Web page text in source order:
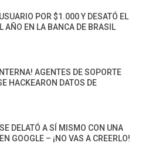
POR $1.000 Y DESATÓ EL
AÑO EN LA BANCA DE BRASIL
AGENTES DE SOPORTE
HACKEARON DATOS DE
DELATÓ A SÍ MISMO CON UNA
GOOGLE – ¡NO VAS A CREERLO!